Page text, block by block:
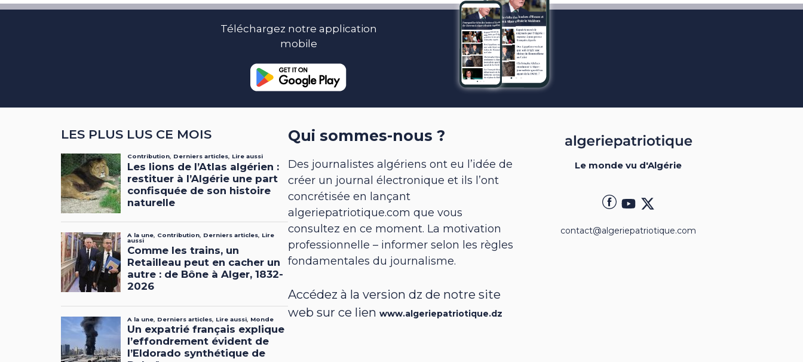
Téléchargez notre application
mobile
LES PLUS LUS CE MOIS Qui sommes-nous ?
Des journalistes algériens ont eu l’idée de
créer un journal électronique et ils l’ont
concrétisée en lançant
algeriepatriotique.com que vous
consultez en ce moment. La motivation
professionnelle – informer selon les règles
fondamentales du journalisme.
Accédez à la version dz de notre site
web sur ce lienwww.algeriepatriotique.dz
Le monde vu d'Algérie
contact@algeriepatriotique.com